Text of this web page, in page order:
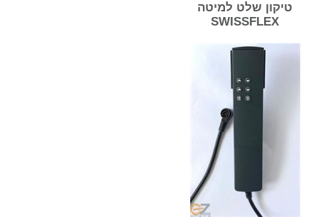
טיקון שלט למיטה
SWISSFLEX